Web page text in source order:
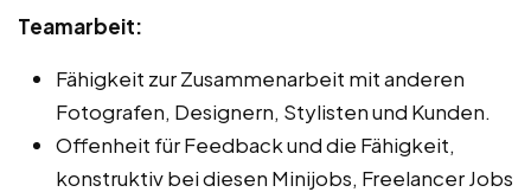
Teamarbeit:
Fähigkeit zur Zusammenarbeit mit anderen
Fotografen, Designern, Stylisten und Kunden.
Offenheit für Feedback und die Fähigkeit,
konstruktiv bei diesen Minijobs, Freelancer Jobs